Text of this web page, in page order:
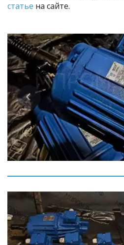
статье на сайте.